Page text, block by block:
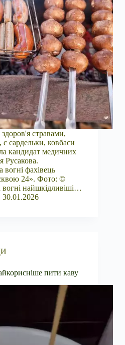
стравами,
сардельки, ковбаси
кандидат медичних
Русакова.
вогні фахівець
24». Фото: ©
вогні найшкідливіші…
30.01.2026
пити каву